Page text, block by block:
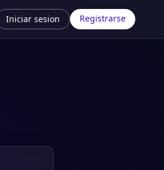
Iniciar sesion Registrarse